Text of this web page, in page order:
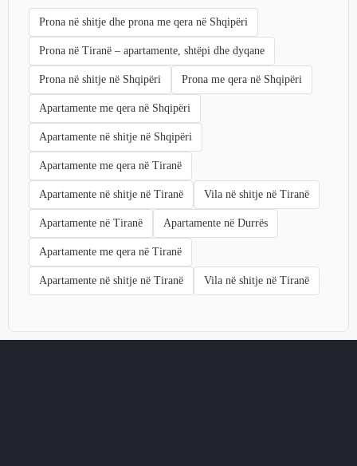
Prona në shitje dhe prona me qera në Shqipëri
Prona në Tiranë – apartamente, shtëpi dhe dyqane
Prona në shitje në Shqipëri Prona me qera në Shqipëri
Apartamente me qera në Shqipëri
Apartamente në shitje në Shqipëri
Apartamente me qera në Tiranë
Apartamente në shitje në Tiranë Vila në shitje në Tiranë
Apartamente në Tiranë Apartamente në Durrës
Apartamente me qera në Tiranë
Apartamente në shitje në Tiranë Vila në shitje në Tiranë